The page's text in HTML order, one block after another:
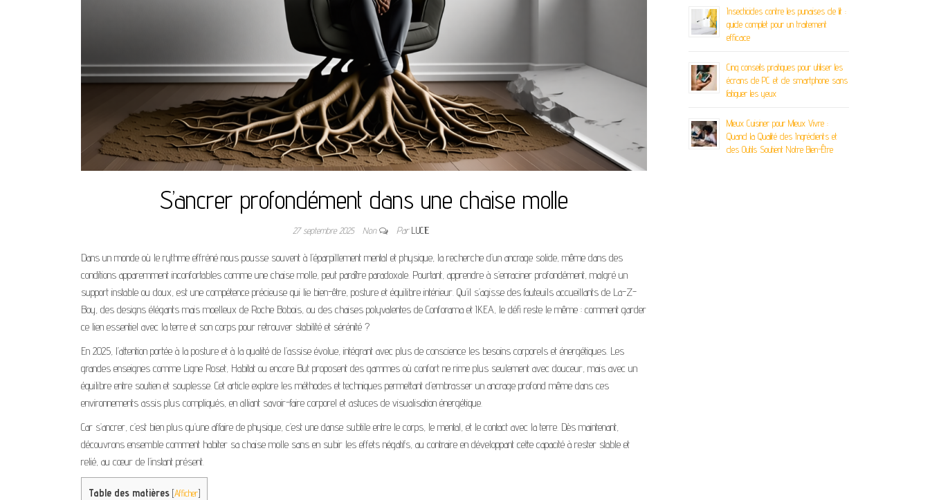
S’ancrer profondément dans une chaise molle
27 septembre 2025 Non ParLUCIE
Dans un monde où le rythme effréné nous pousse souvent à l’éparpillement mental et physique, la recherche d’un ancrage solide, même dans des
conditions apparemment inconfortables comme une chaise molle, peut paraître paradoxale. Pourtant, apprendre à s’enraciner profondément, malgré un
support instable ou doux, est une compétence précieuse qui lie bien-être, posture et équilibre intérieur. Qu’il s’agisse des fauteuils accueillants de La-Z-
Boy, des designs élégants mais moelleux de Roche Bobois, ou des chaises polyvalentes de Conforama et IKEA, le défi reste le même : comment garder
ce lien essentiel avec la terre et son corps pour retrouver stabilité et sérénité ?
En 2025, l’attention portée à la posture et à la qualité de l’assise évolue, intégrant avec plus de conscience les besoins corporels et énergétiques. Les
grandes enseignes comme Ligne Roset, Habitat ou encore But proposent des gammes où confort ne rime plus seulement avec douceur, mais avec un
équilibre entre soutien et souplesse. Cet article explore les méthodes et techniques permettant d’embrasser un ancrage profond même dans ces
environnements assis plus compliqués, en alliant savoir-faire corporel et astuces de visualisation énergétique.
Car s’ancrer, c’est bien plus qu’une affaire de physique, c’est une danse subtile entre le corps, le mental, et le contact avec la terre. Dès maintenant,
découvrons ensemble comment habiter sa chaise molle sans en subir les effets négatifs, au contraire en développant cette capacité à rester stable et
relié, au cœur de l’instant présent.
Table des matières [Afficher]
Insecticides contre les punaises de lit :
guide complet pour un traitement
efficace
Cinq conseils pratiques pour utiliser les
écrans de PC et de smartphone sans
fatiguer les yeux
Mieux Cuisiner pour Mieux Vivre :
Quand la Qualité des Ingrédients et
des Outils Soutient Notre Bien-Être